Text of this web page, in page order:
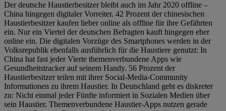
Der deutsche Haustierbesitzer bleibt auch im Jahr 2020 offline –
China hingegen digitaler Vorreiter. 42 Prozent der chinesischen
Haustierbesitzer kaufen lieber online als offline für ihre Gefährten
ein. Nur ein Viertel der deutschen Befragten kauft hingegen eher
online ein. Die digitalen Vorzüge des Smartphones werden in der
Volksrepublik ebenfalls ausführlich für die Haustiere genutzt: In
China hat fast jeder Vierte themenverbundene Apps wie
Gesundheitstracker auf seinem Handy. 56 Prozent der
Haustierbesitzer teilen mit ihrer Social-Media-Community
Informationen zu ihrem Haustier. In Deutschland geht es diskreter
zu: Nicht einmal jeder Fünfte informiert in Sozialen Medien über
sein Haustier. Themenverbundene Haustier-Apps nutzen gerade